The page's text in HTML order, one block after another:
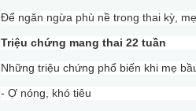
Để ngăn ngừa phù nề trong thai kỳ,
Triệu chứng mang thai 22 tuần
Những triệu chứng phổ biến khi mẹ
- Ợ nóng, khó tiêu